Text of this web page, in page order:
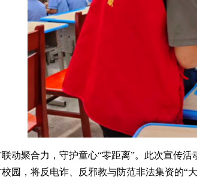
联动聚合力，守护童心“零距离”。此次宣传
园，将反电诈、反邪教与防范非法集资的“